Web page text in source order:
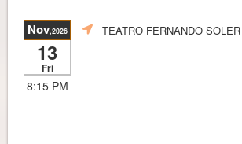
Nov,2026
13
Fri
8:15 PM
TEATRO FERNANDO SOLER